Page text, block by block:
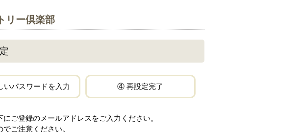
リー倶楽部
パスワードを入力 ④ 再設定完了
ご登録のメールアドレスをご入力ください。
ご注意ください。